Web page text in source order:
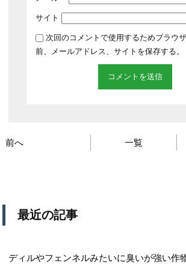
サイト
次回のコメントで使用するためブラウ
前、メールアドレス、サイトを保存する。
前へ 一覧
最近の記事
ディルやフェンネルみたいに臭いが強い作